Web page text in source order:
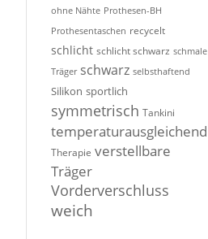
ohne Nähte Prothesen-BH
Prothesentaschen recycelt
schlicht schlicht schwarz schmale
Träger schwarz selbsthaftend
Silikon sportlich
symmetrisch Tankini
temperaturausgleichend
Therapie verstellbare
Träger
Vorderverschluss
weich